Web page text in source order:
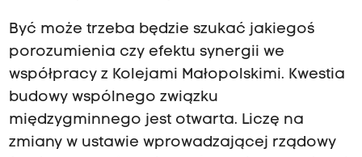
Być może trzeba będzie szukać jakiegoś
porozumienia czy efektu synergii we
współpracy z Kolejami Małopolskimi. Kwestia
budowy wspólnego związku
międzygminnego jest otwarta. Liczę na
zmiany w ustawie wprowadzającej rządowy